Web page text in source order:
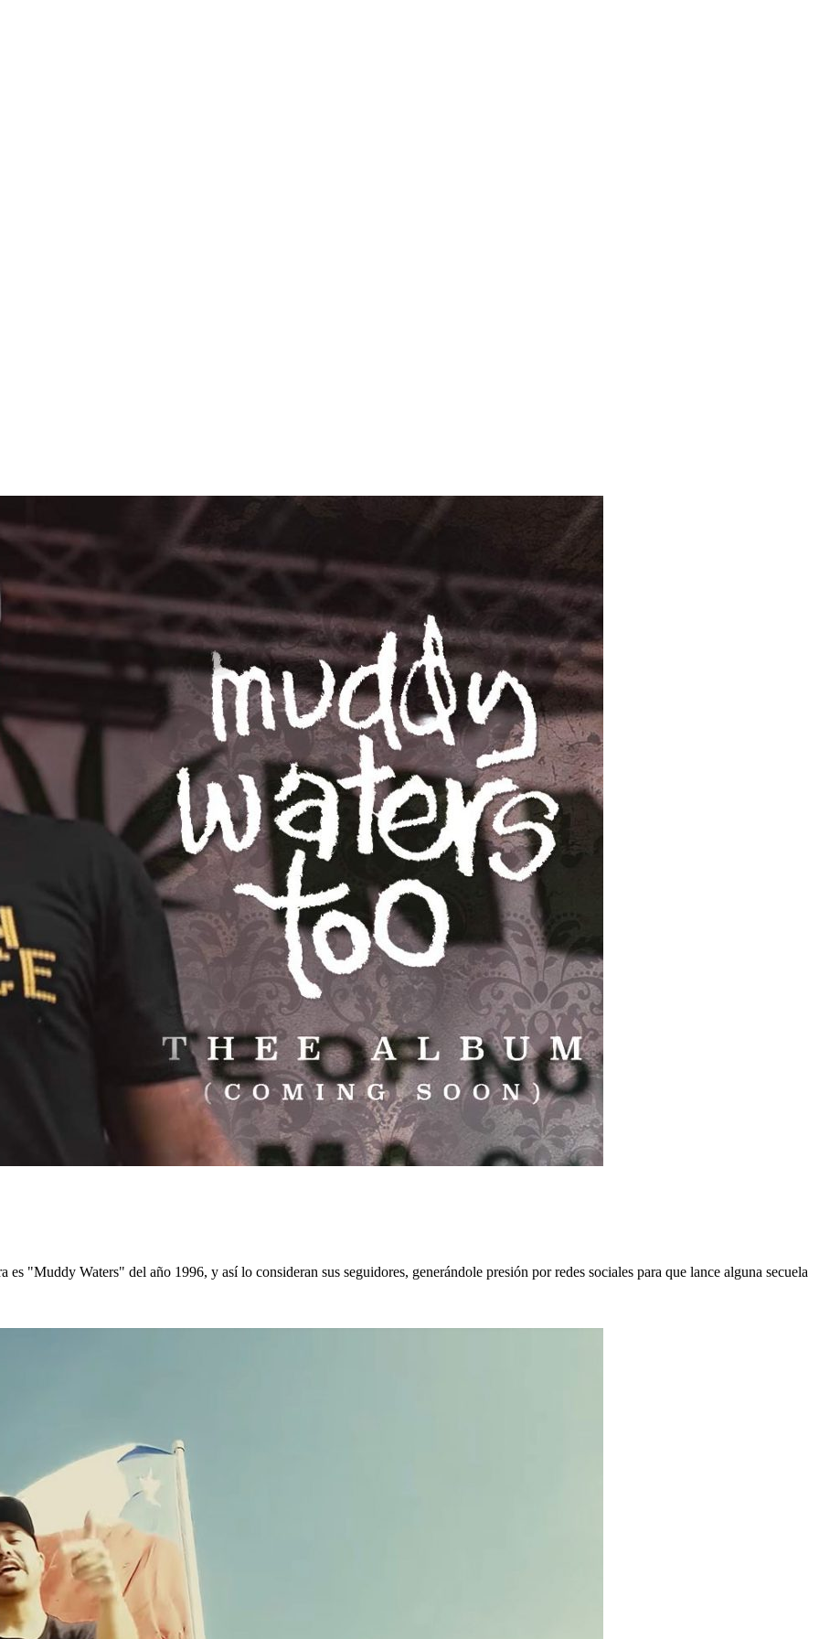
"Muddy Waters" del año 1996, y así lo consideran sus seguidores, generándole presión por redes sociales para que lance alguna secuela